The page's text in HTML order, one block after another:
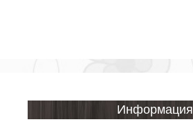
Информация